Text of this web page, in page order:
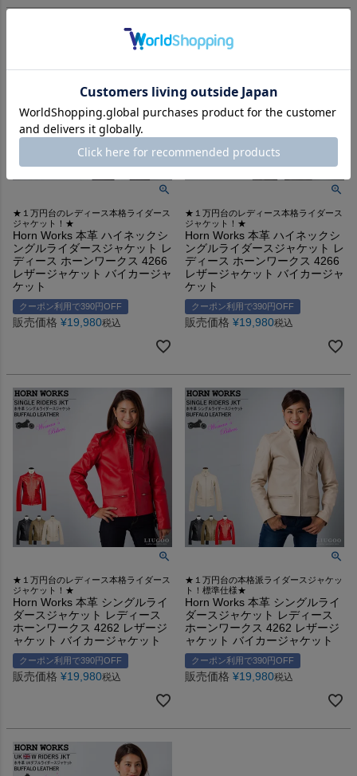
★１万円台のレディース本格ライダース
ジャケット！★
Horn Works 本革 ハイネックシ
ングルライダースジャケット レ
ディース ホーンワークス 4266
レザージャケット バイカージャ
ケット
クーポン利用で390円OFF
販売価格 ¥19,980税込
★１万円台のレディース本格ライダース
ジャケット！★
Horn Works 本革 ハイネックシ
ングルライダースジャケット レ
ディース ホーンワークス 4266
レザージャケット バイカージャ
ケット
クーポン利用で390円OFF
販売価格 ¥19,980税込
★１万円台のレディース本格ライダース
ジャケット！★
Horn Works 本革 シングルライ
ダースジャケット レディース
ホーンワークス 4262 レザージ
ャケット バイカージャケット
クーポン利用で390円OFF
販売価格 ¥19,980税込
★１万円台の本格派ライダースジャケッ
ト！標準仕様★
Horn Works 本革 シングルライ
ダースジャケット レディース
ホーンワークス 4262 レザージ
ャケット バイカージャケット
クーポン利用で390円OFF
販売価格 ¥19,980税込